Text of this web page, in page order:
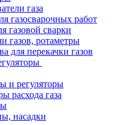
газа
газосварочных работ
газовой сварки
газов, ротаметры
для перекачки газов
и регуляторы
расхода газа
насадки